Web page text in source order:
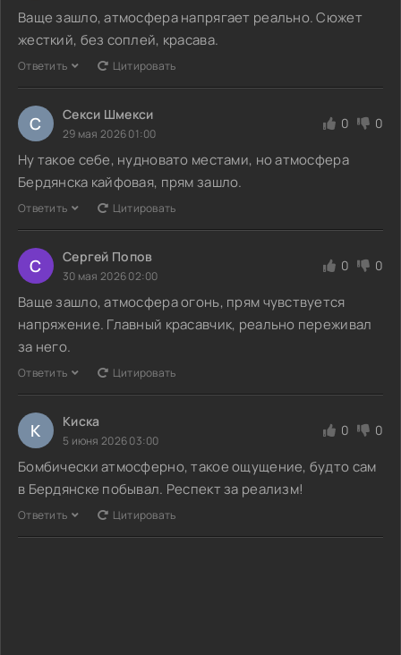
Ваще зашло, атмосфера напрягает реально. Сюжет
жесткий, без соплей, красава.
Ответить Цитировать
С Секси Шмекси
29 мая 2026 01:00
0 0
Ну такое себе, нудновато местами, но атмосфера
Бердянска кайфовая, прям зашло.
Ответить Цитировать
С Сергей Попов
30 мая 2026 02:00
0 0
Ваще зашло, атмосфера огонь, прям чувствуется
напряжение. Главный красавчик, реально переживал
за него.
Ответить Цитировать
К Киска
5 июня 2026 03:00
0 0
Бомбически атмосферно, такое ощущение, будто сам
в Бердянске побывал. Респект за реализм!
Ответить Цитировать